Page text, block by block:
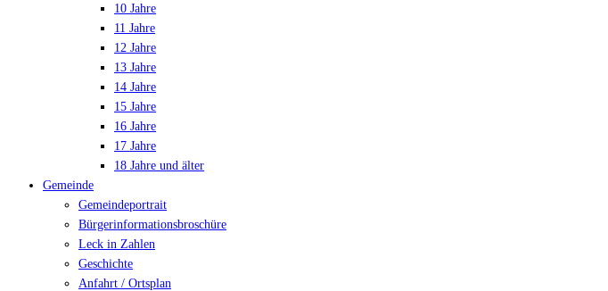
10 Jahre
11 Jahre
12 Jahre
13 Jahre
14 Jahre
15 Jahre
16 Jahre
17 Jahre
18 Jahre und älter
Gemeinde
Gemeindeportrait
Bürgerinformationsbroschüre
Leck in Zahlen
Geschichte
Anfahrt / Ortsplan